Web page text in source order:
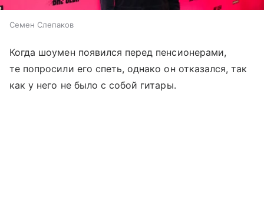
Семен Слепаков
Когда шоумен появился перед пенсионерами,
те попросили его спеть, однако он отказался, так
как у него не было с собой гитары.